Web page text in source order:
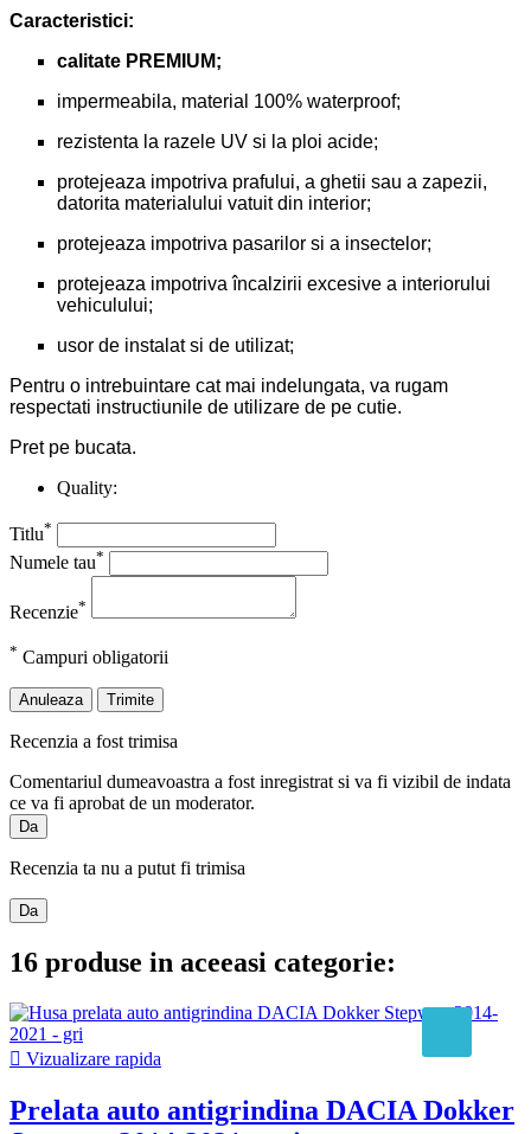
Caracteristici:
calitate PREMIUM;
impermeabila, material 100% waterproof;
rezistenta la razele UV si la ploi acide;
protejeaza impotriva prafului, a ghetii sau a zapezii,
datorita materialului vatuit din interior;
protejeaza impotriva pasarilor si a insectelor;
protejeaza impotriva încalzirii excesive a interiorului
vehiculului;
usor de instalat si de utilizat;
Pentru o intrebuintare cat mai indelungata, va rugam
respectati instructiunile de utilizare de pe cutie.
Pret pe bucata.
Quality:
Titlu*
Numele tau*
Recenzie*
* Campuri obligatorii
Anuleaza Trimite
Recenzia a fost trimisa
Comentariul dumeavoastra a fost inregistrat si va fi vizibil de indata
ce va fi aprobat de un moderator.
Da
Recenzia ta nu a putut fi trimisa
Da
16 produse in aceeasi categorie:
 Vizualizare rapida
Prelata auto antigrindina DACIA Dokker